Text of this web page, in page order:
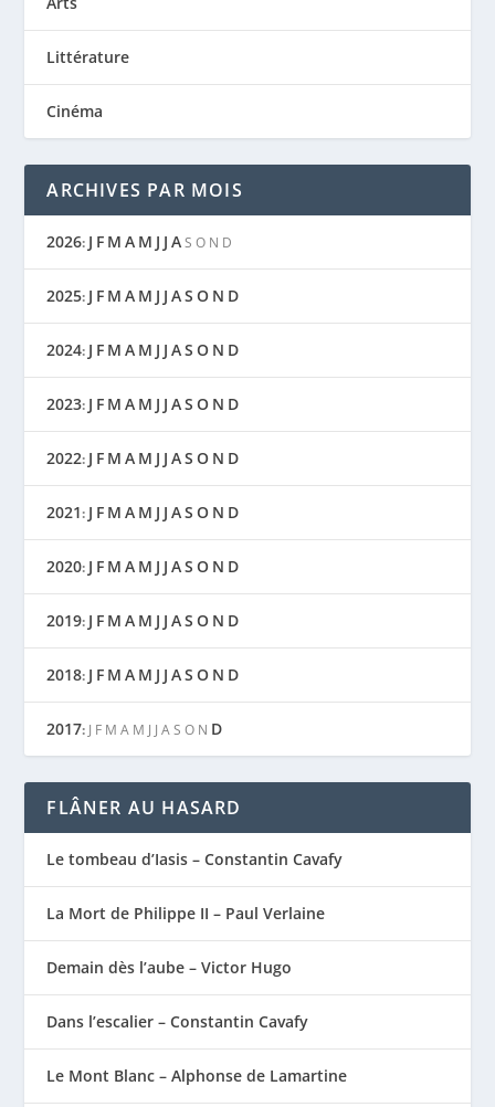
Littérature
Cinéma
ARCHIVES PAR MOIS
2026: J F M A M J J A S O N D
2025: J F M A M J J AS O N D
2024: J F M A M J J AS O N D
2023: J F M A M J J AS O N D
2022: J F M A M J J AS O N D
2021: J F M A M J J AS O N D
2020: J F M A M J J AS O N D
2019: J F M A M J J AS O N D
2018: J F M A M J J AS O N D
2017: J F M A M J J A S O N D
FLÂNER AU HASARD
Le tombeau d’Iasis – Constantin Cavafy
La Mort de Philippe II – Paul Verlaine
Demain dès l’aube – Victor Hugo
Dans l’escalier – Constantin Cavafy
Le Mont Blanc – Alphonse de Lamartine